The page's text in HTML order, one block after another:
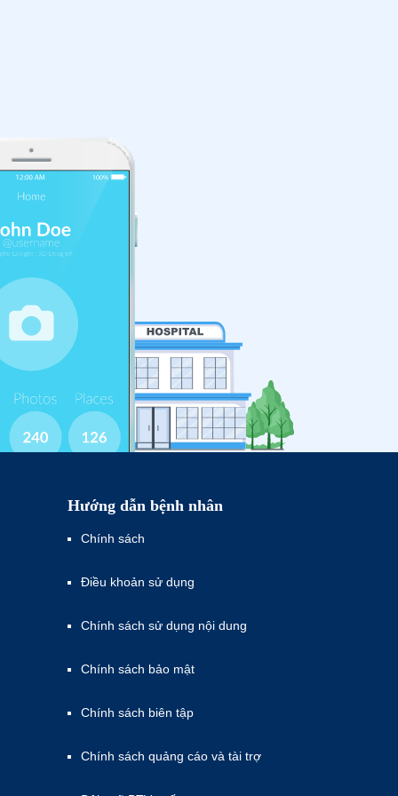
Hướng dẫn bệnh nhân
Chính sách
Điều khoản sử dụng
Chính sách sử dụng nội dung
Chính sách bảo mật
Chính sách biên tập
Chính sách quảng cáo và tài trợ